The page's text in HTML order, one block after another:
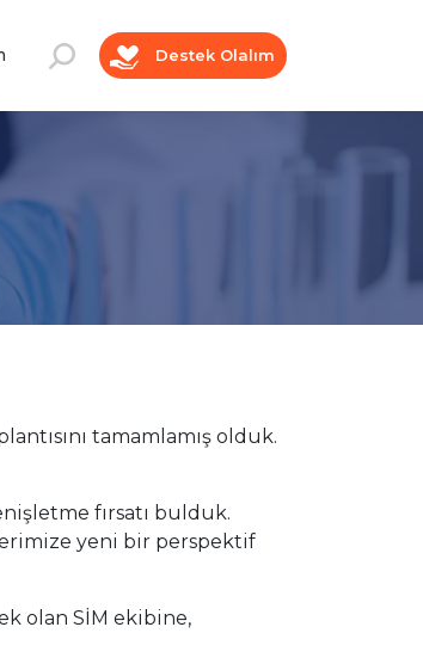
Destek Olalım
tamamlamış olduk.
fırsatı bulduk.
yeni bir perspektif
olan SİM ekibine,